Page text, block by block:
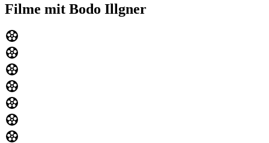
Filme mit Bodo Illgner